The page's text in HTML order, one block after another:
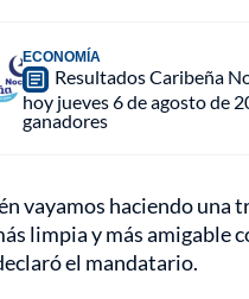
ECONOMÍA
Resultados Caribeña
hoy jueves 6 de agosto de
ganadores
vayamos haciendo una
limpia y más amigable
el mandatario.